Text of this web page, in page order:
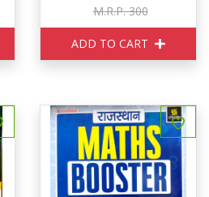
M.R.P. 300
ADD TO CART